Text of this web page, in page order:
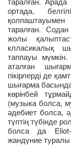
ортада,
таралған.
жолы
клласикалық
таппауы
аталған
пікірлерді де
шығарма басында
көрінбей
(музыка болса,
әдебиет болса,
түптің түбінде
болса да
жандүние